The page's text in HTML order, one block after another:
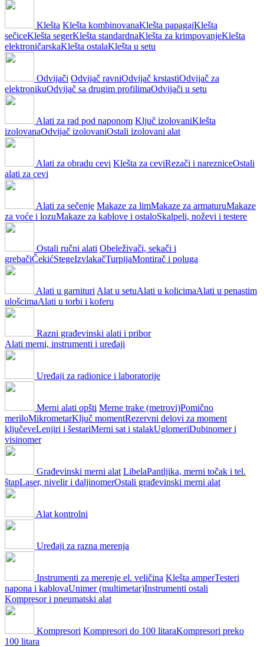
Klešta Klešta kombinovanaKlešta papagajKlešta
sečiceKlešta segerKlešta standardnaKlešta za krimpovanjeKlešta
elektroničarskaKlešta ostalaKlešta u setu
Odvijači Odvijač ravniOdvijač krstastiOdvijač za
elektronikuOdvijač sa drugim profilimaOdvijači u setu
Alati za rad pod naponom Ključ izolovaniKlešta
izolovanaOdvijač izolovaniOstali izolovani alat
Alati za obradu cevi Klešta za ceviRezači i narezniceOstali
alati za cevi
Alati za sečenje Makaze za limMakaze za armaturuMakaze
za voće i lozuMakaze za kablove i ostaloSkalpeli, noževi i testere
Ostali ručni alati Obeleživači, sekači i
grebačiČekićStegeIzvlakačTurpijaMontirač i poluga
Alati u garnituri Alat u setuAlati u kolicimaAlati u penastim
ulošcimaAlati u torbi i koferu
Razni građevinski alati i pribor
Alati merni, instrumenti i uređaji
Uređaji za radionice i laboratorije
Merni alati opšti Merne trake (metrovi)Pomično
meriloMikrometarKljuč momentRezervni delovi za moment
ključeveLenjiri i šestariMerni sat i stalakUglomeriDubinomer i
visinomer
Građevinski merni alat LibelaPantljika, merni točak i tel.
štapLaser, nivelir i daljinomerOstali građevinski merni alat
Alat kontrolni
Uređaji za razna merenja
Instrumenti za merenje el. veličina Klešta amperTesteri
napona i kablovaUnimer (multimetar)Instrumenti ostali
Kompresor i pneumatski alat
Kompresori Kompresori do 100 litaraKompresori preko
100 litara